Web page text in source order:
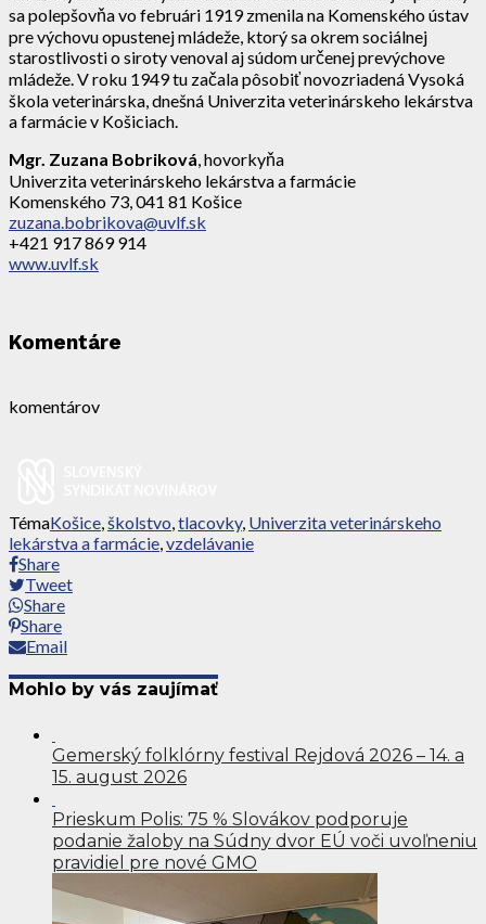
sa polepšovňa vo februári 1919 zmenila na Komenského ústav
pre výchovu opustenej mládeže, ktorý sa okrem sociálnej
starostlivosti o siroty venoval aj súdom určenej prevýchove
mládeže. V roku 1949 tu začala pôsobiť novozriadená Vysoká
škola veterinárska, dnešná Univerzita veterinárskeho lekárstva
a farmácie v Košiciach.
Mgr. Zuzana Bobriková , ​hovorkyňa
Univerzita veterinárskeho lekárstva a farmácie
Komenského 73, 041 81 Košice
zuzana.bobrikova@uvlf.sk
+421 917 869 914
www.uvlf.sk
Komentáre
komentárov
TémaKošice,školstvo,tlacovky, Univerzita veterinárskeho
lekárstva a farmácie,vzdelávanie
Share
Tweet
Share
Share
Email
Mohlo by vás zaujímať
Gemerský folklórny festival Rejdová 2026 – 14. a
15. august 2026
Prieskum Polis: 75 % Slovákov podporuje
podanie žaloby na Súdny dvor EÚ voči uvoľneniu
pravidiel pre nové GMO